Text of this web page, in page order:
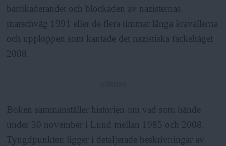
barrikaderandet och blockaden av nazisternas
marschväg 1991 eller de flera timmar långa kravallerna
och upploppen som kantade det nazistiska fackeltåget
2008.
Boken sammanställer historien om vad som hände
under 30 november i Lund mellan 1985 och 2008.
Tyngdpunkten ligger i detaljerade beskrivningar av